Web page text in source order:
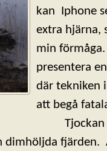
kan Iphone
extra hjärna,
min
presentera
där tekniken
att begå
omsluter
dimhöljda fjärden.